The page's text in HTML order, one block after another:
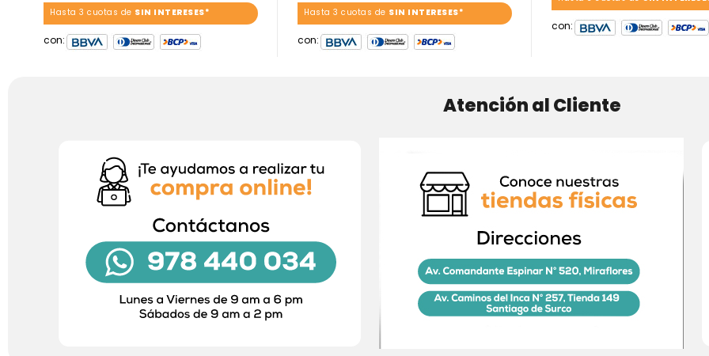
Hasta 3 cuotas de SIN INTERESES*
con:
Hasta 3 cuotas de SIN INTERESES*
con:
con:
Atención al Cliente